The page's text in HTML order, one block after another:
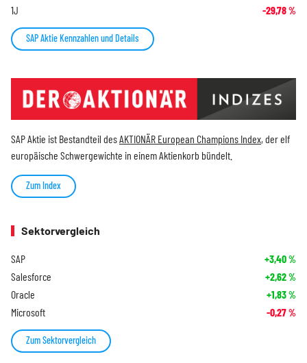
1J -29,78%
SAP Aktie Kennzahlen und Details
SAP Aktie ist Bestandteil desAKTIONÄR European Champions Index, der elf
europäische Schwergewichte in einem Aktienkorb bündelt.
Zum Index
Sektorvergleich
SAP +3,40%
Salesforce +2,62%
Oracle +1,83%
Microsoft -0,27%
Zum Sektorvergleich